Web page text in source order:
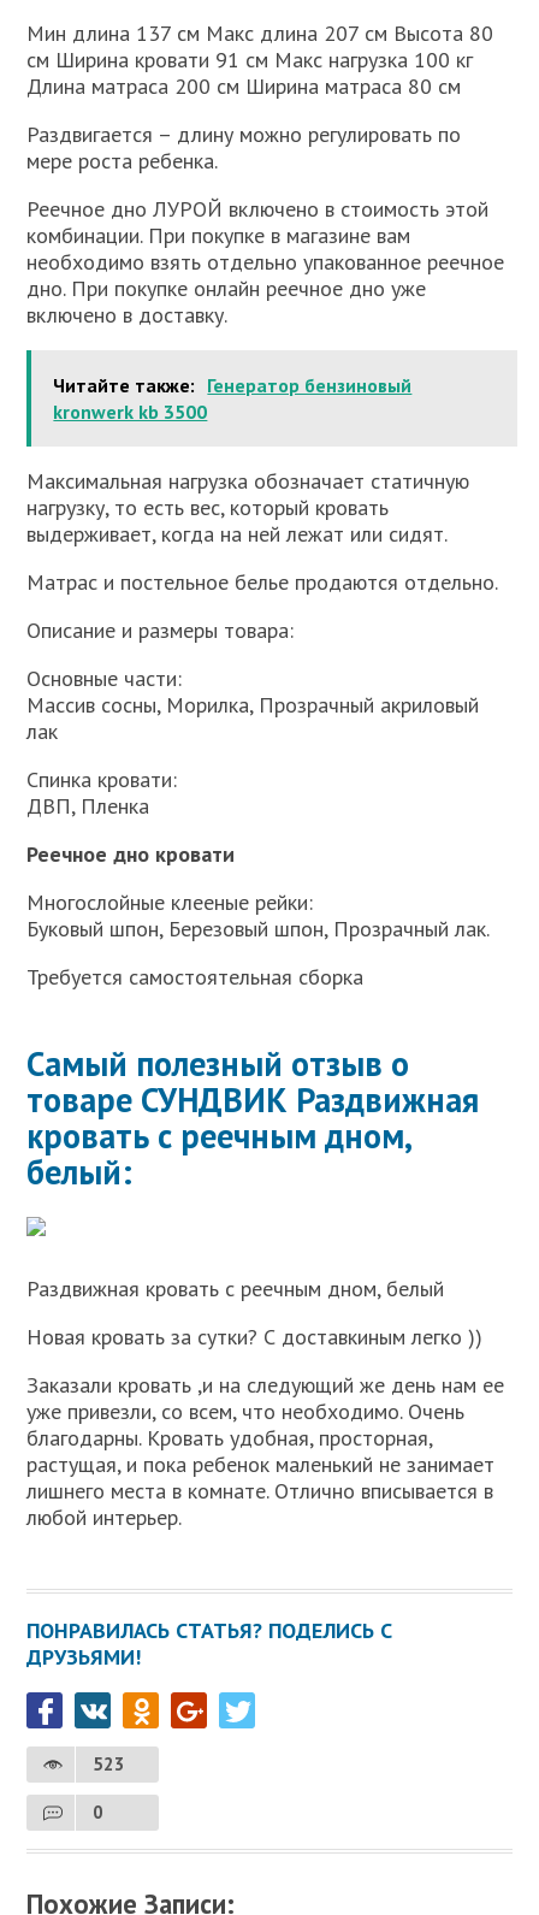
Мин длина 137 см Макс длина 207 см Высота 80
см Ширина кровати 91 см Макс нагрузка 100 кг
Длина матраса 200 см Ширина матраса 80 см
Раздвигается – длину можно регулировать по
мере роста ребенка.
Реечное дно ЛУРОЙ включено в стоимость этой
комбинации. При покупке в магазине вам
необходимо взять отдельно упакованное реечное
дно. При покупке онлайн реечное дно уже
включено в доставку.
Читайте также: Генератор бензиновый
kronwerk kb 3500
Максимальная нагрузка обозначает статичную
нагрузку, то есть вес, который кровать
выдерживает, когда на ней лежат или сидят.
Матрас и постельное белье продаются отдельно.
Описание и размеры товара:
Основные части:
Массив сосны, Морилка, Прозрачный акриловый
лак
Спинка кровати:
ДВП, Пленка
Реечное дно кровати
Многослойные клееные рейки:
Буковый шпон, Березовый шпон, Прозрачный лак.
Требуется самостоятельная сборка
Самый полезный отзыв о
товаре СУНДВИК Раздвижная
кровать с реечным дном,
белый:
Раздвижная кровать с реечным дном, белый
Новая кровать за сутки? С доставкиным легко ))
Заказали кровать ,и на следующий же день нам ее
уже привезли, со всем, что необходимо. Очень
благодарны. Кровать удобная, просторная,
растущая, и пока ребенок маленький не занимает
лишнего места в комнате. Отлично вписывается в
любой интерьер.
ПОНРАВИЛАСЬ СТАТЬЯ? ПОДЕЛИСЬ С
ДРУЗЬЯМИ!
523
0
Похожие Записи: